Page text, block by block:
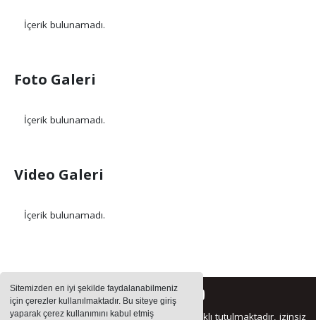
Sitemizden en iyi şekilde faydalanabilmeniz
için çerezler kullanılmaktadır. Bu siteye giriş
yaparak çerez kullanımını kabul etmiş
İçerik bulunamadı.
Foto Galeri
İçerik bulunamadı.
Video Galeri
İçerik bulunamadı.
Sitemizde bulunan içeriklerin tüm hakları saklı tutulmaktadır, izinsiz